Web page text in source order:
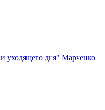
уходящего дня" Марченко